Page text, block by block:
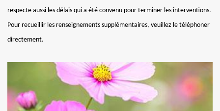
respecte aussi les délais qui a été convenu pour terminer les interventions.
Pour recueillir les renseignements supplémentaires, veuillez le téléphoner
directement.